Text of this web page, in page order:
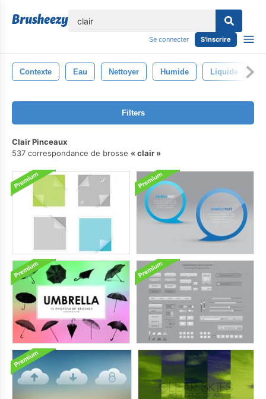
Se connecter S'inscrire
Contexte Eau Nettoyer Humide Liquide
Filters
Clair Pinceaux
537 correspondance de brosse
clair